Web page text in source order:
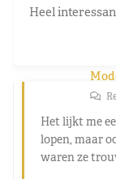
Heel
Het lijkt me
lopen, maar
waren ze